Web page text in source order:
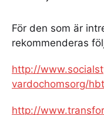
För den som är
rekommenderas
http://
vardochomsorg/
http://